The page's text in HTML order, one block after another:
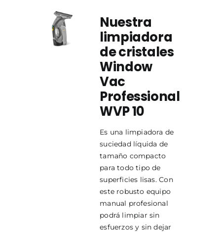
Nuestra
limpiadora
de cristales
Window
Vac
Professional
WVP 10
Es una limpiadora de
suciedad líquida de
tamaño compacto
para todo tipo de
superficies lisas. Con
este robusto equipo
manual profesional
podrá limpiar sin
esfuerzos y sin dejar